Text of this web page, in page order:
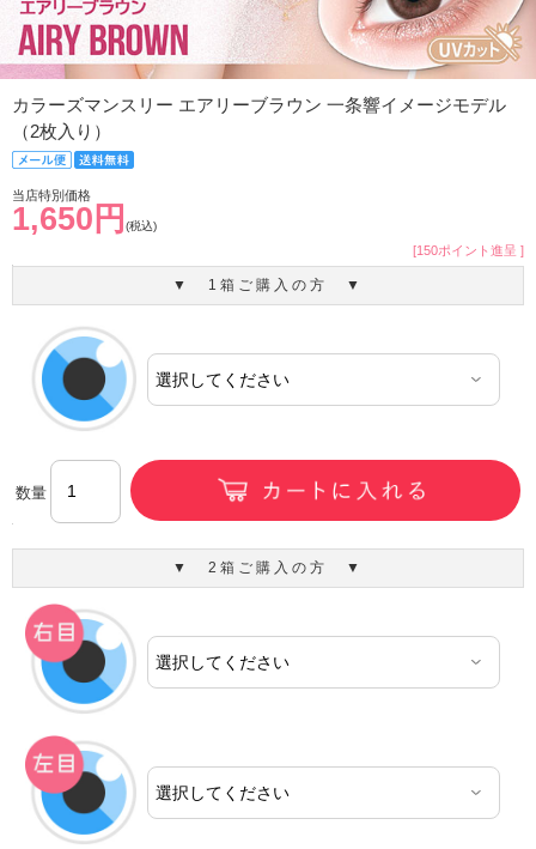
カラーズマンスリー エアリーブラウン 一条響イメージモデル
（2枚入り）
当店特別価格
1,650円 (税込)
[150ポイント進呈 ]
▼ 1箱ご購入の方 ▼
数量
▼ 2箱ご購入の方 ▼